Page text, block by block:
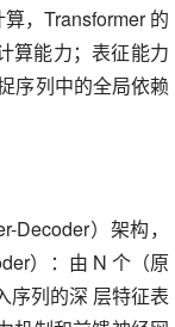
，Transformer 的
算能力；表征能力
序列中的全局依赖
Decoder）架构，
）：由 N 个（原
序列的深 层特征表